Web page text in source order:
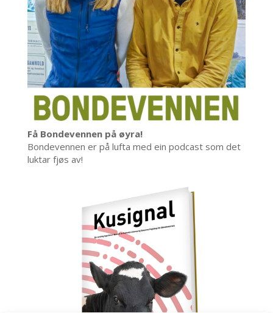
Få Bondevennen på øyra!
Bondevennen er på lufta med ein podcast som det
luktar fjøs av!